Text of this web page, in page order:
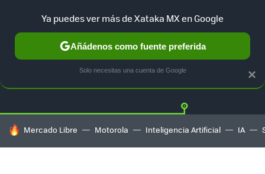
Twitter
HOY SE HABLA DE
Mercado Libre Motorola Inteligencia Artificial IA
×
Ya puedes ver más de Xataka MX en Google
Añádenos como fuente preferida
Solo necesitas una cuenta de Google